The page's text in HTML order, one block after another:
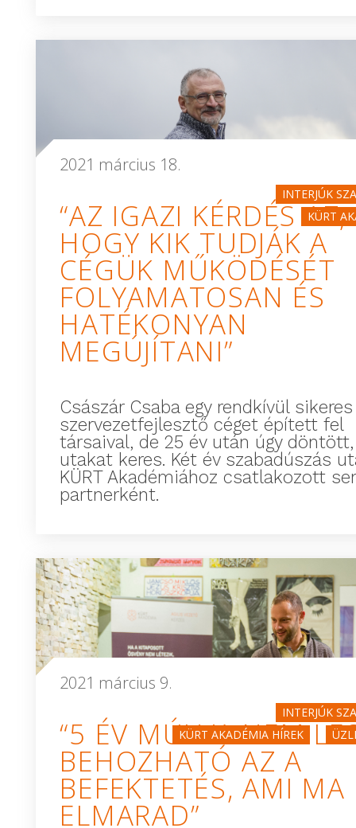
INTERJÚK
KÜRT
2021 március 18.
“AZ IGAZI KÉRDÉS AZ,
HOGY KIK TUDJÁK A
CÉGÜK MŰKÖDÉSÉT
FOLYAMATOSAN ÉS
HATÉKONYAN
MEGÚJÍTANI”
Császár Csaba egy rendkívül sikeres
szervezetfejlesztő céget épített fel
társaival, de 25 év után úgy
utakat keres. Két év szabadúszás
KÜRT Akadémiához csatlakozott
partnerként.
INTERJÚK
KÜRT AKADÉMIA HÍREK
2021 március 9.
“5 ÉV MÚLVA NEM
BEHOZHATÓ AZ A
BEFEKTETÉS, AMI MA
ELMARAD”